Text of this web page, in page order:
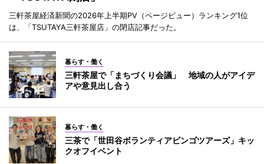
三軒茶屋経済新聞の2026年上半期PV（ページビュー）ランキング1位
は、「TSUTAYA三軒茶屋店」の閉店記事だった。
暮らす・働く
三軒茶屋で「まちづくり会議」 地域の人がアイデ
アや意見出し合う
暮らす・働く
三茶で「世田谷ボランティアビンゴツアーズ」キッ
クオフイベント